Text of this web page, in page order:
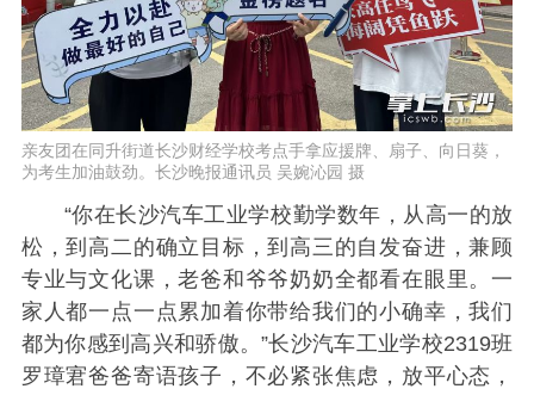
亲友团在同升街道长沙财经学校考点手拿应援牌、扇子、向日葵，
为考生加油鼓劲。长沙晚报通讯员 吴婉沁园 摄
“你在长沙汽车工业学校勤学数年，从高一的放
松，到高二的确立目标，到高三的自发奋进，兼顾
专业与文化课，老爸和爷爷奶奶全都看在眼里。一
家人都一点一点累加着你带给我们的小确幸，我们
都为你感到高兴和骄傲。”长沙汽车工业学校2319班
罗璋宭爸爸寄语孩子，不必紧张焦虑，放平心态，